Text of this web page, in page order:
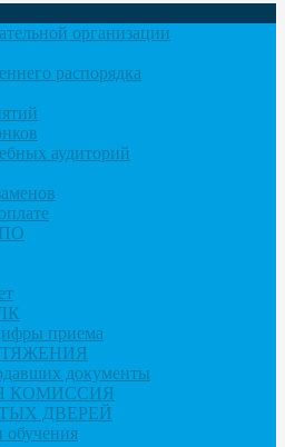
организации
распорядка
аудиторий
приема
документы
КОМИССИЯ
ДВЕРЕЙ
обучения